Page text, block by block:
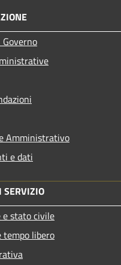
Amministrativo
e dati
SERVIZIO
e stato civile
tempo libero